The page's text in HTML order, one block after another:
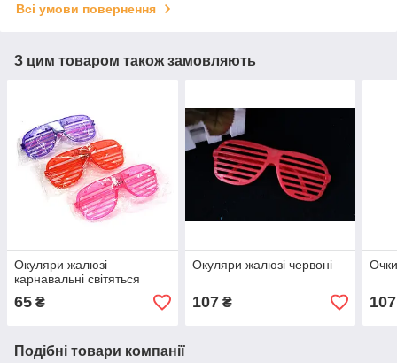
Всі умови повернення
З цим товаром також замовляють
Окуляри жалюзі
карнавальні світяться
65 ₴
Окуляри жалюзі червоні
107₴ 107
Подібні товари компанії